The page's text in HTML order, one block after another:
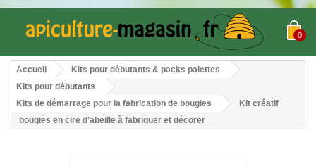
0
Accueil
Kits pour débutants & packs palettes
Kits pour débutants
Kits de démarrage pour la fabrication de bougies
Kit créatif
bougies en cire d’abeille à fabriquer et décorer